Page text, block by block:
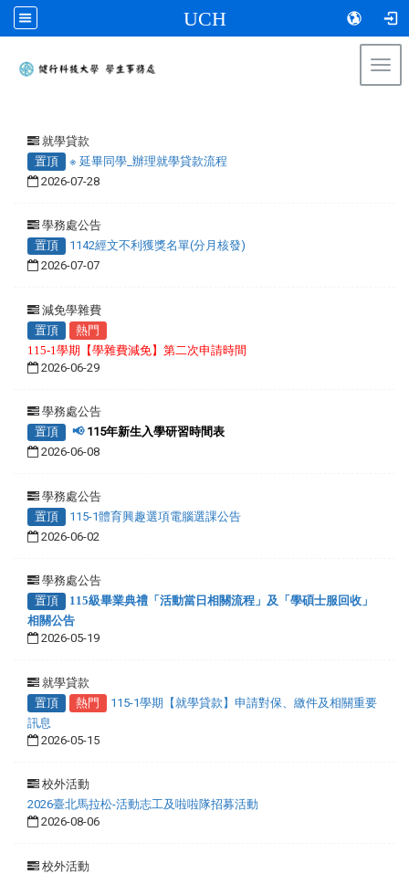
UCH
就學貸款
置頂
※ 延畢同學_辦理就學貸款流程
2026-07-28
學務處公告
置頂
1142經文不利獲獎名單(分月核發)
2026-07-07
減免學雜費
置頂
熱門
115-1學期【學雜費減免】第二次申請時間
2026-06-29
學務處公告
置頂
📢115年新生入學研習時間表
2026-06-08
學務處公告
置頂
115-1體育興趣選項電腦選課公告
2026-06-02
學務處公告
置頂
115級畢業典禮「活動當日相關流程」及「學碩士服回收」
相關公告
2026-05-19
就學貸款
置頂
熱門
115-1學期【就學貸款】申請對保、繳件及相關重要
訊息
2026-05-15
校外活動
2026臺北馬拉松-活動志工及啦啦隊招募活動
2026-08-06
校外活動